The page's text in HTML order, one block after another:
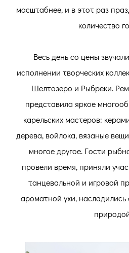
масштабнее, и в этот раз
количество
Весь день со цены
исполнении творческих
Шелтозеро и Рыбреки.
представила яркое
карельских мастеров:
дерева, войлока, вязаные
многое другое. Гости
провели время, приняли
танцевальной и игровой
ароматной ухи,